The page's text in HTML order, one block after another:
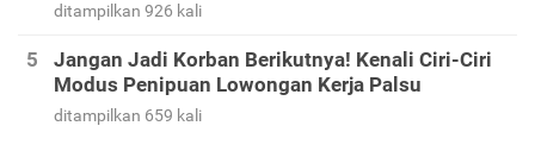
ditampilkan 926 kali
Jangan Jadi Korban Berikutnya! Kenali Ciri-Ciri
Modus Penipuan Lowongan Kerja Palsu
ditampilkan 659 kali